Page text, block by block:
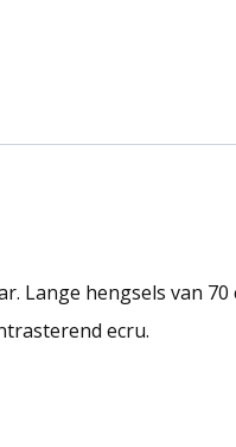
Lange hengsels van 70
ecru.